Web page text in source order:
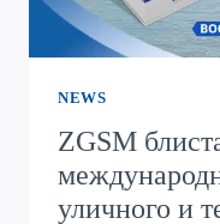
NEWS
ZGSM
уличного и